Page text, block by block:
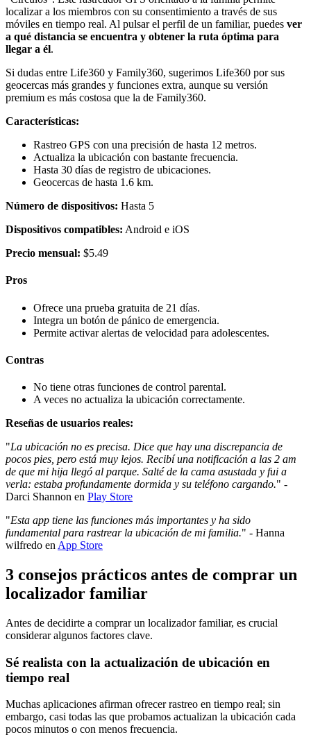
localizar a los miembros con su consentimiento a través de sus
móviles en tiempo real. Al pulsar el perfil de un familiar, puedes ver
a qué distancia se encuentra y obtener la ruta óptima para
llegar a él.
Si dudas entre Life360 y Family360, sugerimos Life360 por sus
geocercas más grandes y funciones extra, aunque su versión
premium es más costosa que la de Family360.
Características:
Rastreo GPS con una precisión de hasta 12 metros.
Actualiza la ubicación con bastante frecuencia.
Hasta 30 días de registro de ubicaciones.
Geocercas de hasta 1.6 km.
Número de dispositivos: Hasta 5
Dispositivos compatibles: Android e iOS
Precio mensual: $5.49
Pros
Ofrece una prueba gratuita de 21 días.
Integra un botón de pánico de emergencia.
Permite activar alertas de velocidad para adolescentes.
Contras
No tiene otras funciones de control parental.
A veces no actualiza la ubicación correctamente.
Reseñas de usuarios reales:
"La ubicación no es precisa. Dice que hay una discrepancia de
pocos pies, pero está muy lejos. Recibí una notificación a las 2 am
de que mi hija llegó al parque. Salté de la cama asustada y fui a
verla: estaba profundamente dormida y su teléfono cargando." -
Darci Shannon en Play Store
"Esta app tiene las funciones más importantes y ha sido
fundamental para rastrear la ubicación de mi familia." - Hanna
wilfredo en App Store
3 consejos prácticos antes de comprar un
localizador familiar
Antes de decidirte a comprar un localizador familiar, es crucial
considerar algunos factores clave.
Sé realista con la actualización de ubicación en
tiempo real
Muchas aplicaciones afirman ofrecer rastreo en tiempo real; sin
embargo, casi todas las que probamos actualizan la ubicación cada
pocos minutos o con menos frecuencia.